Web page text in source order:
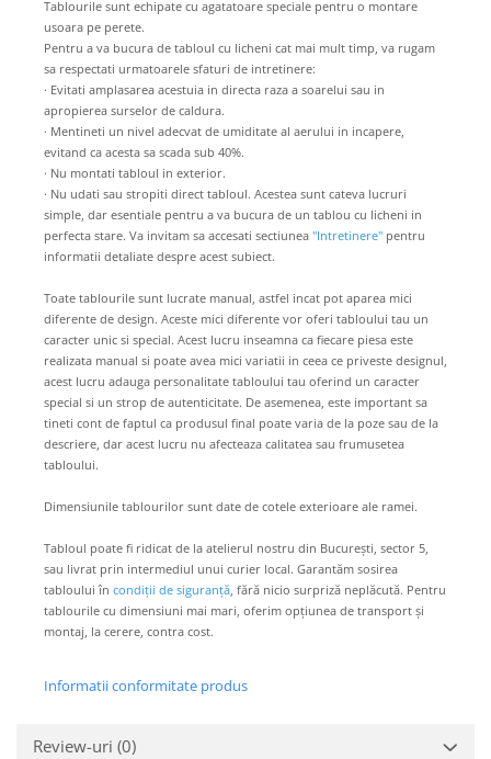
Tablourile sunt echipate cu agatatoare speciale pentru o montare
usoara pe perete.
Pentru a va bucura de tabloul cu licheni cat mai mult timp, va rugam
sa respectati urmatoarele sfaturi de intretinere:
· Evitati amplasarea acestuia in directa raza a soarelui sau in
apropierea surselor de caldura.
· Mentineti un nivel adecvat de umiditate al aerului in incapere,
evitand ca acesta sa scada sub 40%.
· Nu montati tabloul in exterior.
· Nu udati sau stropiti direct tabloul. Acestea sunt cateva lucruri
simple, dar esentiale pentru a va bucura de un tablou cu licheni in
perfecta stare. Va invitam sa accesati sectiunea "Intretinere" pentru
informatii detaliate despre acest subiect.
Toate tablourile sunt lucrate manual, astfel incat pot aparea mici
diferente de design. Aceste mici diferente vor oferi tabloului tau un
caracter unic si special. Acest lucru inseamna ca fiecare piesa este
realizata manual si poate avea mici variatii in ceea ce priveste designul,
acest lucru adauga personalitate tabloului tau oferind un caracter
special si un strop de autenticitate. De asemenea, este important sa
tineti cont de faptul ca produsul final poate varia de la poze sau de la
descriere, dar acest lucru nu afecteaza calitatea sau frumusetea
tabloului.
Dimensiunile tablourilor sunt date de cotele exterioare ale ramei.
Tabloul poate fi ridicat de la atelierul nostru din București, sector 5,
sau livrat prin intermediul unui curier local. Garantăm sosirea
tabloului în condiții de siguranță , fără nicio surpriză neplăcută. Pentru
tablourile cu dimensiuni mai mari, oferim opțiunea de transport și
montaj, la cerere, contra cost.
Informatii conformitate produs
Review-uri (0)